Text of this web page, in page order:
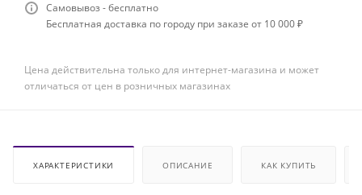
Самовывоз - бесплатно
Бесплатная доставка по городу при заказе от 10 000 ₽
Цена действительна только для интернет-магазина и может
отличаться от цен в розничных магазинах
ХАРАКТЕРИСТИКИ ОПИСАНИЕ КАК КУПИТЬ